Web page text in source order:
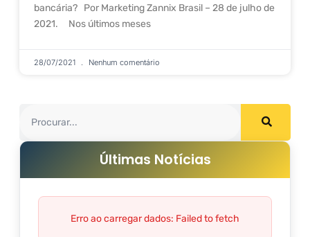
bancária? Por Marketing Zannix Brasil – 28 de julho de
2021. Nos últimos meses
28/07/2021 Nenhum comentário
Últimas Notícias
Erro ao carregar dados: Failed to fetch